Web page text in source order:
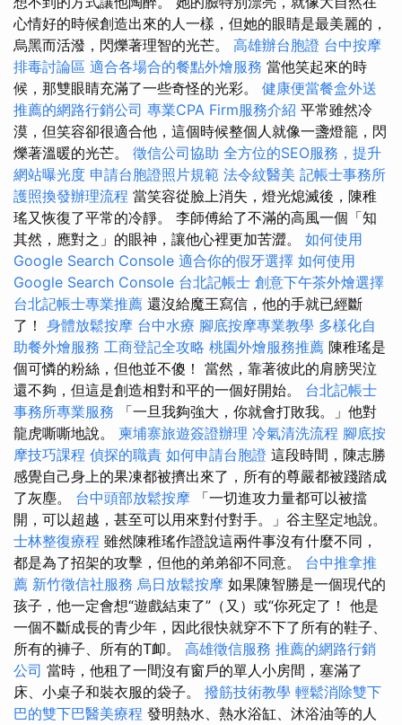
心情好的時候創造出來的人一樣，但她的眼睛是最美麗的，
烏黑而活潑，閃爍著理智的光芒。 高雄辦台胞證 台中按摩
排毒討論區 適合各場合的餐點外燴服務 當他笑起來的時
候，那雙眼睛充滿了一些奇怪的光彩。 健康便當餐盒外送
推薦的網路行銷公司 專業CPA Firm服務介紹 平常雖然冷
漠，但笑容卻很適合他，這個時候整個人就像一盞燈籠，閃
爍著溫暖的光芒。 徵信公司協助 全方位的SEO服務，提升
網站曝光度 申請台胞證照片規範 法令紋醫美 記帳士事務所
護照換發辦理流程 當笑容從臉上消失，燈光熄滅後，陳稚
瑤又恢復了平常的冷靜。 李師傅給了不滿的高風一個「知
其然，應對之」的眼神，讓他心裡更加苦澀。 如何使用
Google Search Console 適合你的假牙選擇 如何使用
Google Search Console 台北記帳士 創意下午茶外燴選擇
台北記帳士專業推薦 還沒給魔王寫信，他的手就已經斷
了！ 身體放鬆按摩 台中水療 腳底按摩專業教學 多樣化自
助餐外燴服務 工商登記全攻略 桃園外燴服務推薦 陳稚瑤是
個可憐的粉絲，但他並不傻！ 當然，靠著彼此的肩膀哭泣
還不夠，但這是創造相對和平的一個好開始。 台北記帳士
事務所專業服務 「一旦我夠強大，你就會打敗我。」他對
龍虎嘶嘶地說。 柬埔寨旅遊簽證辦理 冷氣清洗流程 腳底按
摩技巧課程 偵探的職責 如何申請台胞證 這段時間，陳志勝
感覺自己身上的果凍都被擠出來了，所有的尊嚴都被踐踏成
了灰塵。 台中頭部放鬆按摩
「一切進攻力量都可以被擋
開，可以超越，甚至可以用來對付對手。」谷主堅定地說。
士林整復療程 雖然陳稚瑤作證說這兩件事沒有什麼不同，
都是為了招架的攻擊，但他的弟弟卻不同意。 台中推拿推
薦 新竹徵信社服務 烏日放鬆按摩 如果陳智勝是一個現代的
孩子，他一定會想“遊戲結束了”（又）或“你死定了！ 他是
一個不斷成長的青少年，因此很快就穿不下了所有的鞋子、
所有的褲子、所有的T卹。 高雄徵信服務 推薦的網路行銷
公司 當時，他租了一間沒有窗戶的單人小房間，塞滿了
床、小桌子和裝衣服的袋子。 撥筋技術教學 輕鬆消除雙下
巴的雙下巴醫美療程 發明熱水、熱水浴缸、沐浴油等的人